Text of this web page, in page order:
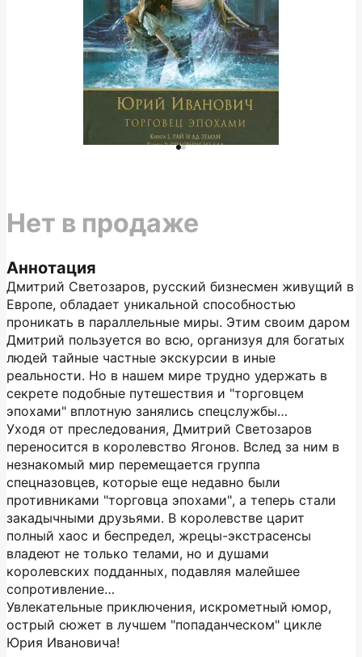
Аннотация
Дмитрий Светозаров, русский бизнесмен живущий в
Европе, обладает уникальной способностью
проникать в параллельные миры. Этим своим даром
Дмитрий пользуется во всю, организуя для богатых
людей тайные частные экскурсии в иные
реальности. Но в нашем мире трудно удержать в
секрете подобные путешествия и "торговцем
эпохами" вплотную занялись спецслужбы…
Уходя от преследования, Дмитрий Светозаров
переносится в королевство Ягонов. Вслед за ним в
незнакомый мир перемещается группа
спецназовцев, которые еще недавно были
противниками "торговца эпохами", а теперь стали
закадычными друзьями. В королевстве царит
полный хаос и беспредел, жрецы-экстрасенсы
владеют не только телами, но и душами
королевских подданных, подавляя малейшее
сопротивление…
Увлекательные приключения, искрометный юмор,
острый сюжет в лучшем "попаданческом" цикле
Юрия Ивановича!
Нет в продаже